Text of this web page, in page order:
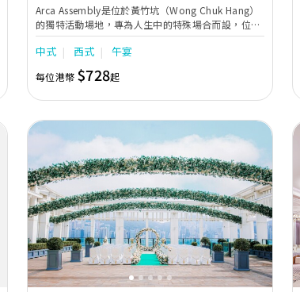
Arca Assembly是位於黃竹坑（Wong Chuk Hang）
的獨特活動場地，專為人生中的特殊場合而設，位於
雅格酒店的二樓。 這個設計精美、多功能的場地可以
根據需求進行定制，可容納288個座位和500位接待
嘉賓，提升您的聚會體驗。 作為香港的商務酒店，
Arca Assembly的多功能場地獨特、可客製化的特色
適合舉辦任何難忘的活動和聚會。
中式 西式 午宴
每位港幣 $728起
Previous Next